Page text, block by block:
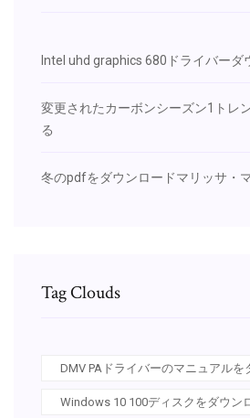
Intel uhd graphics 680ドライバーダ
変更されたカーボンシーズン1トレ
る
冬のpdfをダウンロードマリッサ・
Tag Clouds
DMV PAドライバーのマニュアルを
Windows 10 100ディスクをダウン